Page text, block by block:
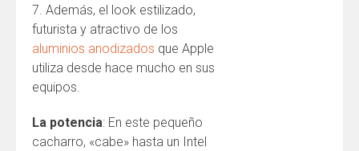
7. Además, el look estilizado,
futurista y atractivo de los
aluminios anodizados que Apple
utiliza desde hace mucho en sus
equipos.
La potencia: En este pequeño
cacharro, «cabe» hasta un Intel